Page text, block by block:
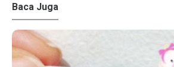
Baca Juga